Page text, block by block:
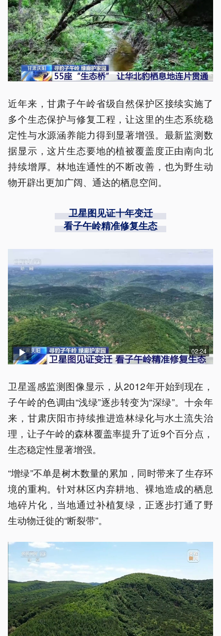
近年来，甘肃子午岭省级自然保护区接续实施了
多个生态保护与修复工程，让这里的生态系统稳
定性与水源涵养能力得到显著增强。最新监测数
据显示，这片生态要地的植被覆盖度正由南向北
持续增厚。林地连通性的不断改善，也为野生动
物开辟出更加广阔、通达的栖息空间。
卫星图见证十年变迁
看子午岭精准修复生态
02:24
卫星遥感监测图像显示，从2012年开始到现在，
子午岭的色调由“浅绿”逐步转变为“深绿”。十余年
来，甘肃庆阳市持续推进造林绿化与水土流失治
理，让子午岭的森林覆盖率提升了近9个百分点，
生态稳定性显著增强。
“增绿”不单是树木数量的累加，同时带来了生存环
境的重构。针对林区内弃耕地、裸地造成的栖息
地碎片化，当地通过补植复绿，正逐步打通了野
生动物迁徙的“断裂带”。